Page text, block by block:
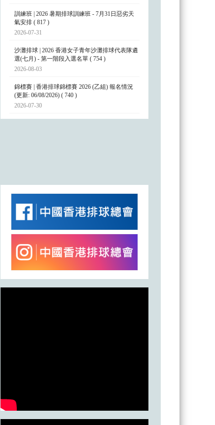
訓練班 | 2026 暑期排球訓練班 - 7月31日惡劣天
氣安排 ( 817 )
2026-07-31
沙灘排球 | 2026 香港女子青年沙灘排球代表隊遴
選(七月) - 第一階段入選名單 ( 754 )
2026-08-03
錦標賽 | 香港排球錦標賽 2026 (乙組) 報名情況
(更新: 06/08/2026) ( 740 )
2026-07-30